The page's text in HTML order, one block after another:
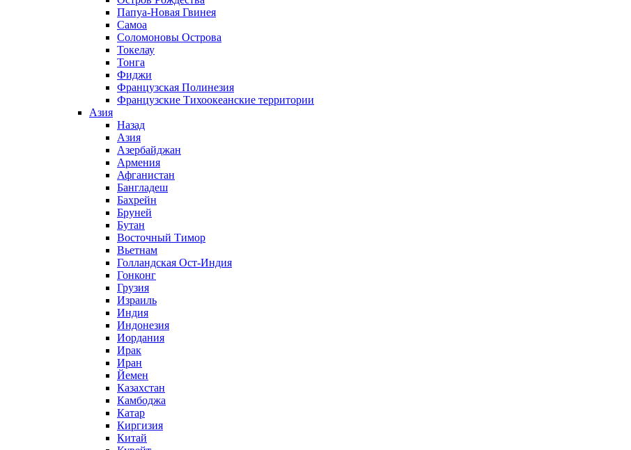
Папуа-Новая Гвинея
Самоа
Соломоновы Острова
Токелау
Тонга
Фиджи
Французская Полинезия
Французские Тихоокеанские территории
Азия
Назад
Азия
Азербайджан
Армения
Афганистан
Бангладеш
Бахрейн
Бруней
Бутан
Восточный Тимор
Вьетнам
Голландская Ост-Индия
Гонконг
Грузия
Израиль
Индия
Индонезия
Иордания
Ирак
Иран
Йемен
Казахстан
Камбоджа
Катар
Киргизия
Китай